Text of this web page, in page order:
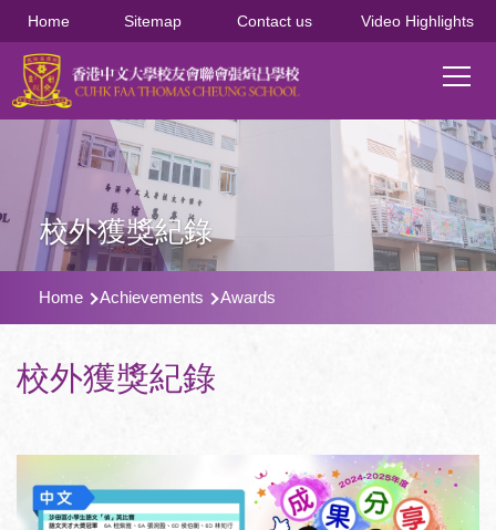
移至主內容
Home Sitemap Contact us Video Highlights
Main
校外獲獎紀錄
導
航
連
結
Home Achievements Awards
校外獲獎紀錄